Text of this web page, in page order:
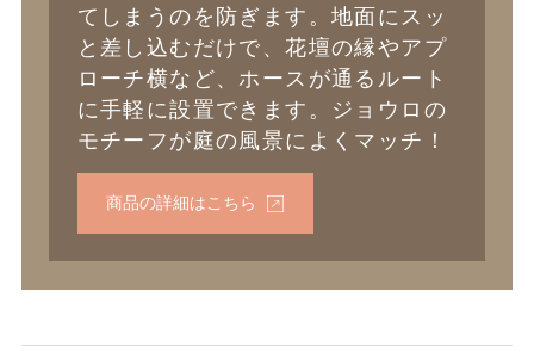
てしまうのを防ぎます。地面にスッ
と差し込むだけで、花壇の縁やアプ
ローチ横など、ホースが通るルート
に手軽に設置できます。ジョウロの
モチーフが庭の風景によくマッチ！
商品の詳細はこちら